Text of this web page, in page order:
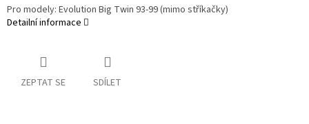
Pro modely: Evolution Big Twin 93-99 (mimo stříkačky)
Detailní informace
ZEPTAT SE SDÍLET